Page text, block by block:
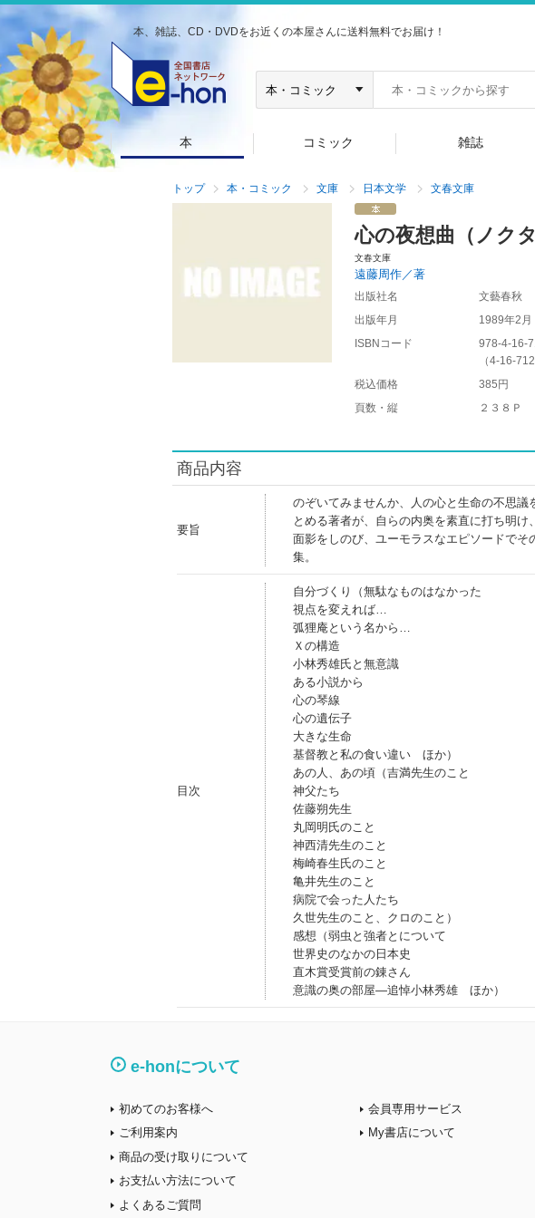
本、雑誌、CD・DVDをお近くの本屋さんに送料無料でお届け！
本 コミック 雑誌
トップ 本・コミック 文庫 日本文学 文春文庫
心の夜想曲（ノクタ
文春文庫
遠藤周作／著
出版社名
文藝春秋
出版年月
1989年2月
ISBNコード
978-4-16-
（4-16-
税込価格
385円
頁数・縦
２３８Ｐ
商品内容
要旨
のぞいてみませんか、人の心と生命の不思
とめる著者が、自らの内奥を素直に打ち明
面影をしのび、ユーモラスなエピソードで
集。
目次
自分づくり（無駄なものはなかった
視点を変えれば…
弧狸庵という名から…
Ｘの構造
小林秀雄氏と無意識
ある小説から
心の琴線
心の遺伝子
大きな生命
基督教と私の食い違い ほか）
あの人、あの頃（吉満先生のこと
神父たち
佐藤朔先生
丸岡明氏のこと
神西清先生のこと
梅崎春生氏のこと
亀井先生のこと
病院で会った人たち
久世先生のこと、クロのこと）
感想（弱虫と強者とについて
世界史のなかの日本史
直木賞受賞前の錬さん
意識の奥の部屋―追悼小林秀雄 ほか）
e-honについて
初めてのお客様へ
ご利用案内
商品の受け取りについて
お支払い方法について
よくあるご質問
会員専用サービス
My書店について